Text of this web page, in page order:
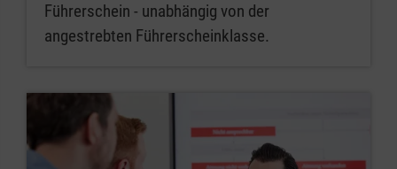
Führerschein - unabhängig von der
angestrebten Führerscheinklasse.